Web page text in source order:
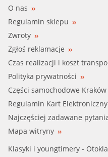
O nas
Regulamin sklepu
Zwroty
Zgłoś reklamacje
Czas realizacji i koszt
Polityka prywatności
Części samochodowe Kraków
Regulamin Kart
Najczęściej zadawane
Mapa witryny
Klasyki i youngtimery -